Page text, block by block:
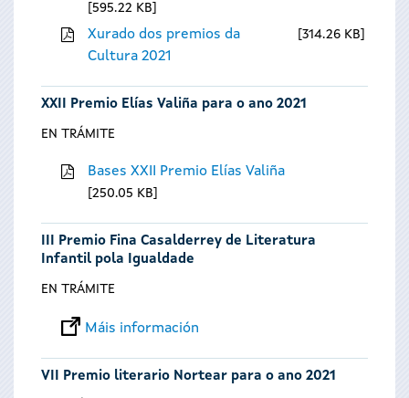
595.22 KB
Xurado dos premios da
Cultura 2021
314.26 KB
XXII Premio Elías Valiña para o ano 2021
EN TRÁMITE
Bases XXII Premio Elías Valiña
250.05 KB
III Premio Fina Casalderrey de Literatura
Infantil pola Igualdade
EN TRÁMITE
Máis información
VII Premio literario Nortear para o ano 2021